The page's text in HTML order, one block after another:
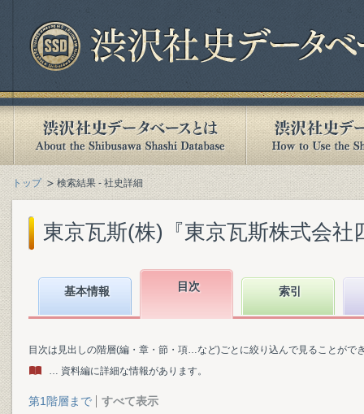
トップ 検索結果 - 社史詳細
東京瓦斯(株)『東京瓦斯株式会社
基本情報 目次 索引
目次は見出しの階層(編・章・節・項…など)ごとに絞り込んで見ることがで
… 資料編に詳細な情報があります。
第1階層まで すべて表示